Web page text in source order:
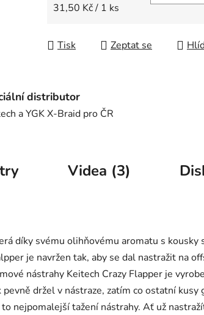
Měrná cena:
31,50 Kč / 1 ks
Tisk Zeptat se
distributor
a YGK X-Braid pro ČR
Videa (3)
díky svému olihňovému aromatu s
je navržen tak, aby se dal nastražit na
nástrahy Keitech Crazy Flapper je
držel v nástraze, zatím co ostatní kusy
nejpomalejší tažení nástrahy. Ať už